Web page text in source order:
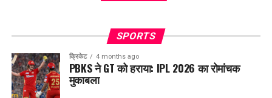
SPORTS
क्रिकेट 4 months ago
PBKS ने GT को हराया: IPL 2026 का रोमांचक
मुकाबला